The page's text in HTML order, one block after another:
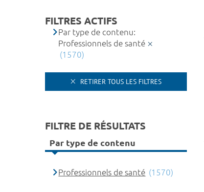
FILTRES ACTIFS
Par type de contenu:
Professionnels de santé
(1570)
RETIRER TOUS LES FILTRES
FILTRE DE RÉSULTATS
Par type de contenu
Professionnels de santé (1570)